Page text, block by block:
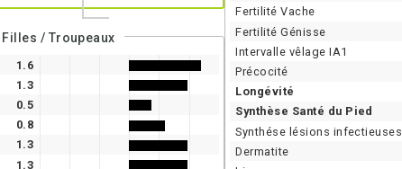
CD Morpho : 63 / Filles / Troupeaux
1.6
1.3
0.5
0.8
1.3
1.3
Fertilité Vache
Fertilité Génisse
Intervalle vêlage IA1
Précocité
Longévité
Synthèse Santé du Pied
Synthése lésions infectieuses
Dermatite